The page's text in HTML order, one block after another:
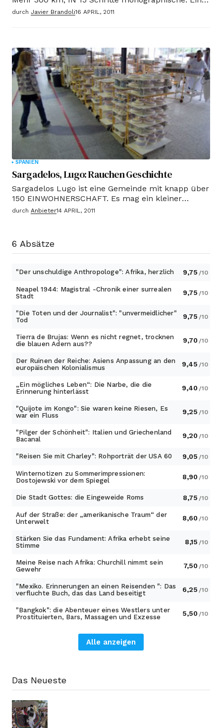
Art von Camino de Santiago, die berühmte Route
durch Javier Brandoli16 APRIL, 2011
SPANIEN
Sargadelos, Lugo: Rauchen Geschichte
Sargadelos Lugo ist eine Gemeinde mit knapp über
150 EINWOHNERSCHAFT. Es mag ein kleiner
erscheinen, aber in ihrem Kern liegt die Fabrik, die
durch Anbieter14 APRIL, 2011
6 Absätze
"Der unschuldige Anthropologe": Afrika, herzlich 9,75 /10
Neapel 1944: Magistral -Chronik einer surrealen
Stadt
9,75 /10
"Die Toten und der Journalist": "unvermeidlicher"
Tod
9,75 /10
Tierra de Brujas: Wenn es nicht regnet, trocknen
die blauen Adern aus??
9,70 /10
Der Ruinen der Reiche: Asiens Anpassung an den
europäischen Kolonialismus
9,45 /10
„Ein mögliches Leben“: Die Narbe, die die
Erinnerung hinterlässt
9,40 /10
"Quijote im Kongo": Sie waren keine Riesen, Es
war ein Fluss
9,25 /10
"Pilger der Schönheit": Italien und Griechenland
Bacanal
9,20 /10
"Reisen Sie mit Charley": Rohporträt der USA 60 9,05 /10
Winternotizen zu Sommerimpressionen:
Dostojewski vor dem Spiegel
8,90 /10
Die Stadt Gottes: die Eingeweide Roms 8,75 /10
Auf der Straße: der „amerikanische Traum“ der
Unterwelt
8,60 /10
Stärken Sie das Fundament: Afrika erhebt seine
Stimme
8,15 /10
Meine Reise nach Afrika: Churchill nimmt sein
Gewehr
7,50 /10
"Mexiko. Erinnerungen an einen Reisenden ": Das
verfluchte Buch, das das Land beseitigt
6,25 /10
"Bangkok": die Abenteuer eines Westlers unter
Prostituierten, Bars, Massagen und Exzesse
5,50 /10
Alle anzeigen
Das Neueste